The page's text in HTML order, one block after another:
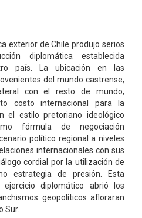
exterior de Chile produjo serios
diplomática establecida
país. La ubicación en las
del mundo castrense,
con el resto de mundo,
costo internacional para la
el estilo pretoriano ideológico
fórmula de negociación
político regional a niveles
internacionales con sus
cordial por la utilización de
estrategia de presión. Esta
diplomático abrió los
geopolíticos afloraran
Sur.